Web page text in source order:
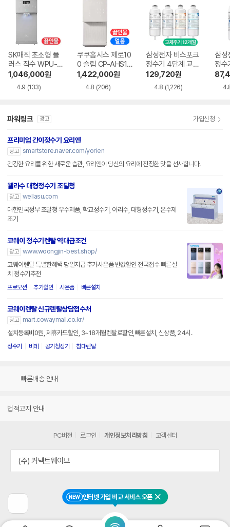
NEW 인터넷 가입 비교 서비스 오픈 닫기
SK매직 초소형 플
러스 직수 WPU-J
AC115SNS
1,046,000원
4.9 (133)
쿠쿠홈시스 제로10
0 슬림 CP-AHS10
0HEW
1,422,000원
4.8 (206)
삼성전자 비스포크
정수기 4단계 교체
용 정수필터 HAF-
HIN
129,720원
4.8 (1,226)
삼성
정수
용
HIM
파워링크 광고 가입신청
프리미엄 간이정수기 요리엔
광고 smartstore.naver.com/yorien
건강한 요리를 위한 새로운 습관, 요리엔이 당신의 요리에 진정한 맛을 선사합니다.
웰라수 대형정수기 조달청
광고 wellasu.com
대한민국정부 조달청 우수제품, 학교정수기, 아리수, 대형정수기, 온수제
조기
코웨이 정수기렌탈 역대급조건
광고 www.woongjin-best.shop/
코웨이렌탈 특별한혜택 당일지급 추가사은품 반값할인 전국접수 빠른설
치 정수기추천
프로모션 추가할인 사은품 빠른설치
코웨이렌탈 신규렌탈상담접수처
광고
mart.cowaymall.co.kr/
설치등록비0원, 제휴카드할인, 3~18개월렌탈료할인,빠른설치, 신상품, 24시.
정수기 비데 공기청정기 침대렌탈
빠른배송 안내
법적고지 안내
전
페
PC버전 로그인 개인정보처리방침 고객센터
(주) 커넥트웨이브